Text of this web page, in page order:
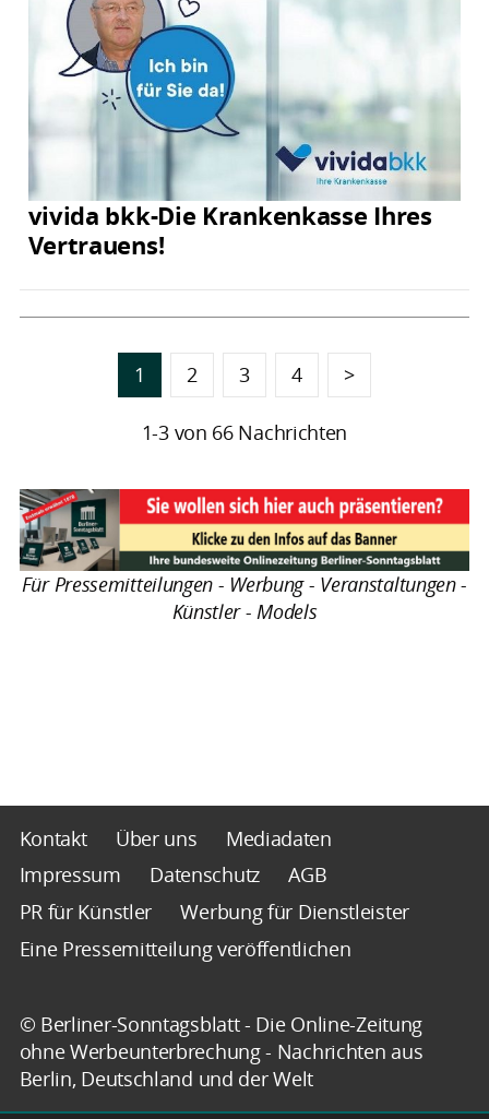
vivida bkk-Die Krankenkasse Ihres
Vertrauens!
1 2 3 4 >
1-3 von 66 Nachrichten
Für Pressemitteilungen - Werbung - Veranstaltungen -
Künstler - Models
Kontakt Über uns
Mediadaten
Impressum
Datenschutz
AGB
PR für Künstler
Werbung für Dienstleister
Eine Pressemitteilung veröffentlichen
© Berliner-Sonntagsblatt - Die Online-Zeitung
ohne Werbeunterbrechung - Nachrichten aus
Berlin, Deutschland und der Welt